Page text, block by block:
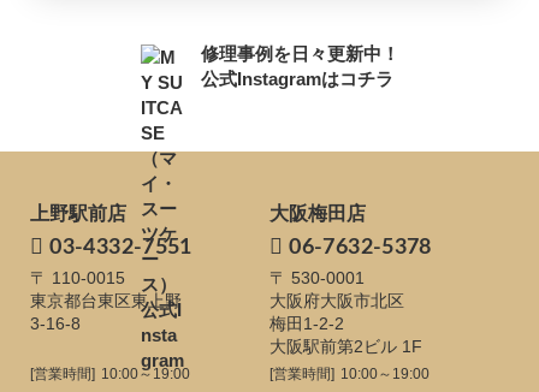
修理事例を日々更新中！
公式Instagramはコチラ
上野駅前店
03-4332-7551
〒 110-0015
東京都台東区東上野
3-16-8
[営業時間] 10:00～19:00
大阪梅田店
06-7632-5378
〒 530-0001
大阪府大阪市北区
梅田1-2-2
大阪駅前第2ビル 1F
[営業時間] 10:00～19:00